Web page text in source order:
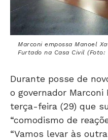
Marconi empossa Manoel
Furtado na Casa Civil (Foto:
Durante posse de
o governador
terça-feira (29) que
“comodismo de
“Vamos levar às